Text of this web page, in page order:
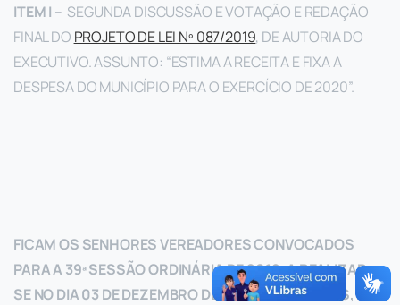
ITEM I – SEGUNDA DISCUSSÃO E VOTAÇÃO E REDAÇÃO
FINAL DO PROJETO DE LEI Nº 087/2019, DE AUTORIA DO
EXECUTIVO. ASSUNTO: “ESTIMA A RECEITA E FIXA A
DESPESA DO MUNICÍPIO PARA O EXERCÍCIO DE 2020”.
FICAM OS SENHORES VEREADORES CONVOCADOS
PARA A 39ª SESSÃO ORDINÁRIA DE 2019, A REALIZAR-
SE NO DIA 03 DE DEZEMBRO DE 2019, ÀS 17 HORAS, NO